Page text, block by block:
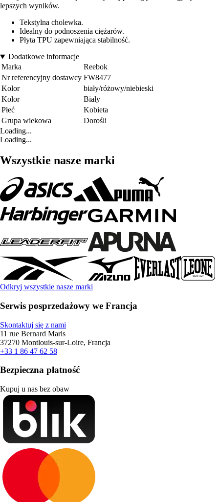
lepszych wyników.
Tekstylna cholewka.
Idealny do podnoszenia ciężarów.
Płyta TPU zapewniająca stabilność.
Dodatkowe informacje
Marka
Reebok
Nr referencyjny dostawcy FW8477
Kolor
biały/różowy/niebieski
Kolor
Biały
Płeć
Kobieta
Grupa wiekowa
Dorośli
Loading...
Loading...
Wszystkie nasze marki
Odkryj wszystkie nasze marki
Serwis posprzedażowy we Francja
Skontaktuj się z nami
11 rue Bernard Maris
37270 Montlouis-sur-Loire, Francja
+33 1 86 47 62 58
Bezpieczna płatność
Kupuj u nas bez obaw